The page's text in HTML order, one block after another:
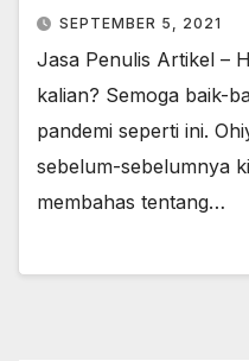
SEPTEMBER 5, 2021
Jasa Penulis Artikel –
kalian? Semoga baik-
pandemi seperti ini.
sebelum-sebelumnya
membahas tentang…